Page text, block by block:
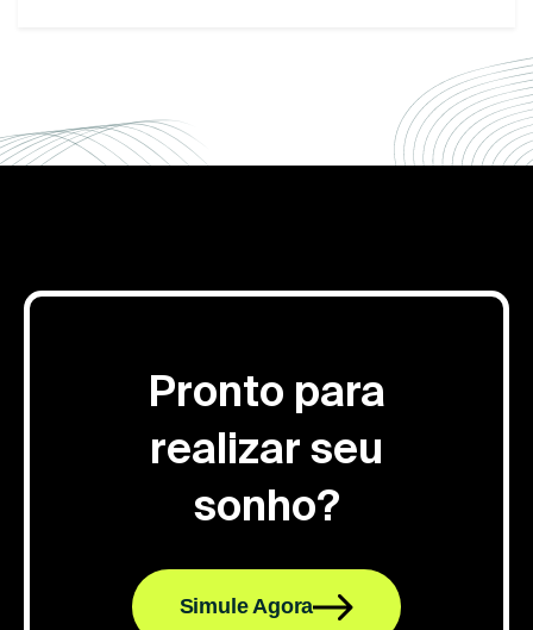
Pronto para
realizar seu
sonho?
Simule Agora